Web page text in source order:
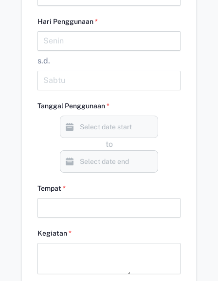
Hari Penggunaan*
s.d.
Tanggal Penggunaan*
to
Tempat *
Kegiatan*